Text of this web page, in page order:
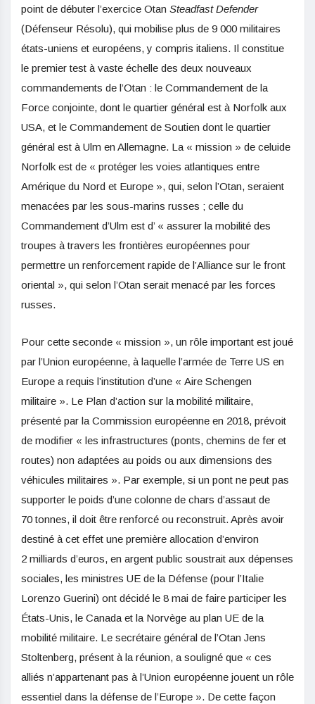
point de débuter l’exercice Otan Steadfast Defender
(Défenseur Résolu), qui mobilise plus de 9 000 militaires
états-uniens et européens, y compris italiens. Il constitue
le premier test à vaste échelle des deux nouveaux
commandements de l’Otan : le Commandement de la
Force conjointe, dont le quartier général est à Norfolk aux
USA, et le Commandement de Soutien dont le quartier
général est à Ulm en Allemagne. La « mission » de celuide
Norfolk est de « protéger les voies atlantiques entre
Amérique du Nord et Europe », qui, selon l’Otan, seraient
menacées par les sous-marins russes ; celle du
Commandement d’Ulm est d’ « assurer la mobilité des
troupes à travers les frontières européennes pour
permettre un renforcement rapide de l’Alliance sur le front
oriental », qui selon l’Otan serait menacé par les forces
russes.
Pour cette seconde « mission », un rôle important est joué
par l’Union européenne, à laquelle l’armée de Terre US en
Europe a requis l’institution d’une « Aire Schengen
militaire ». Le Plan d’action sur la mobilité militaire,
présenté par la Commission européenne en 2018, prévoit
de modifier « les infrastructures (ponts, chemins de fer et
routes) non adaptées au poids ou aux dimensions des
véhicules militaires ». Par exemple, si un pont ne peut pas
supporter le poids d’une colonne de chars d’assaut de
70 tonnes, il doit être renforcé ou reconstruit. Après avoir
destiné à cet effet une première allocation d’environ
2 milliards d’euros, en argent public soustrait aux dépenses
sociales, les ministres UE de la Défense (pour l’Italie
Lorenzo Guerini) ont décidé le 8 mai de faire participer les
États-Unis, le Canada et la Norvège au plan UE de la
mobilité militaire. Le secrétaire général de l’Otan Jens
Stoltenberg, présent à la réunion, a souligné que « ces
alliés n’appartenant pas à l’Union européenne jouent un rôle
essentiel dans la défense de l’Europe ». De cette façon